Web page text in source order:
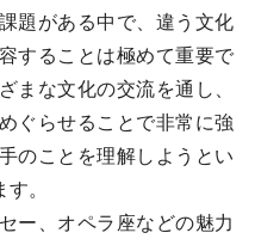
題がある中で、違う文化
することは極めて重要で
まな文化の交流を通し、
ぐらせることで非常に強
のことを理解しようとい
。
ー、オペラ座などの魅力